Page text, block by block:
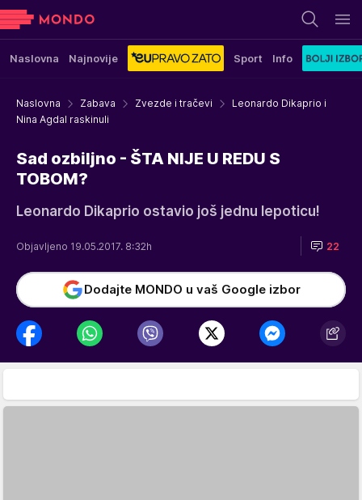
Naslovna Najnovije Sport Info
Naslovna Zabava Zvezde i tračevi
Leonardo Dikaprio i
Nina Agdal raskinuli
Sad ozbiljno - ŠTA NIJE U REDU S
TOBOM?
Leonardo Dikaprio ostavio još jednu lepoticu!
Objavljeno 19.05.2017. 8:32h 22
Dodajte MONDO u vaš Google izbor